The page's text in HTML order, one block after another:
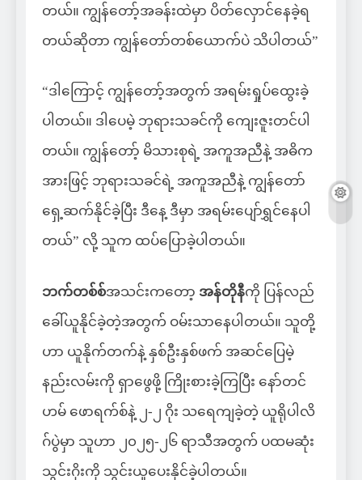
တယ်။ ကျွန်တော့်အခန်းထဲမှာ ပိတ်လှောင်နေခဲ့ရ
တယ်ဆိုတာ ကျွန်တော်တစ်ယောက်ပဲ သိပါတယ်”
“ဒါကြောင့် ကျွန်တော့်အတွက် အရမ်းရှုပ်ထွေးခဲ့
ပါတယ်။ ဒါပေမဲ့ ဘုရားသခင်ကို ကျေးဇူးတင်ပါ
တယ်။ ကျွန်တော့် မိသားစုရဲ့ အကူအညီနဲ့ အဓိက
အားဖြင့် ဘုရားသခင်ရဲ့ အကူအညီနဲ့ ကျွန်တော်
ရှေ့ဆက်နိုင်ခဲ့ပြီး ဒီနေ့ ဒီမှာ အရမ်းပျော်ရွှင်နေပါ
တယ်” လို့ သူက ထပ်ပြောခဲ့ပါတယ်။
ဘက်တစ်စ်အသင်းကတော့ အန်တိုနီကို ပြန်လည်
ခေါ်ယူနိုင်ခဲ့တဲ့အတွက် ဝမ်းသာနေပါတယ်။ သူတို့
ဟာ ယူနိုက်တက်နဲ့ နှစ်ဦးနှစ်ဖက် အဆင်ပြေမဲ့
နည်းလမ်းကို ရှာဖွေဖို့ ကြိုးစားခဲ့ကြပြီး နော်တင်
ဟမ် ဖောရက်စ်နဲ့ ၂-၂ ဂိုး သရေကျခဲ့တဲ့ ယူရိုပါလိ
ဂ်ပွဲမှာ သူဟာ ၂၀၂၅-၂၆ ရာသီအတွက် ပထမဆုံး
သွင်းဂိုးကို သွင်းယူပေးနိုင်ခဲ့ပါတယ်။